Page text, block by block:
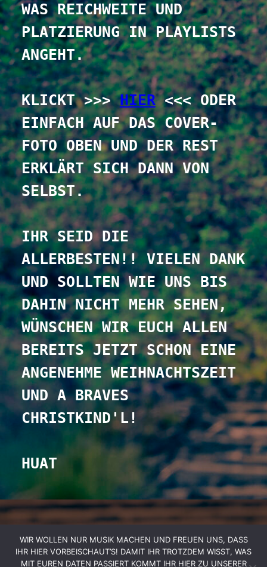
WAS REICHWEITE UND
PLATZIERUNG IN PLAYLISTS
ANGEHT.
KLICKT >>> HIER <<< ODER
EINFACH AUF DAS COVER-
FOTO OBEN UND DER REST
ERKLÄRT SICH DANN VON
SELBST.
IHR SEID DIE
ALLERBESTEN!! VIELEN DANK
UND SOLLTEN WIE UNS BIS
DAHIN NICHT MEHR SEHEN,
WÜNSCHEN WIR EUCH ALLEN
BEREITS JETZT SCHON EINE
ANGENEHME WEIHNACHTSZEIT
UND A BRAVES
CHRISTKIND'L!
HUAT
SPOTIFYYOUTUBE
INSTAGRAM
FACEBOOK
WIR WOLLEN NUR MUSIK MACHEN UND FREUEN UNS, DASS
IHR HIER VORBEISCHAUT’S! DAMIT IHR TROTZDEM WISST, WAS
MIT EUREN DATEN PASSIERT KOMMT IHR HIER ZU UNSERER